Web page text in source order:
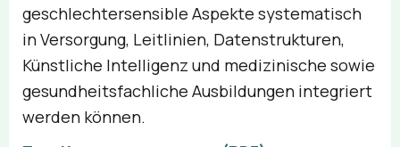
geschlechtersensible Aspekte systematisch
in Versorgung, Leitlinien, Datenstrukturen,
Künstliche Intelligenz und medizinische sowie
gesundheitsfachliche Ausbildungen integriert
werden können.